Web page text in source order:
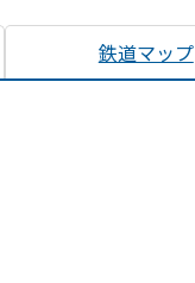
鉄道マップ